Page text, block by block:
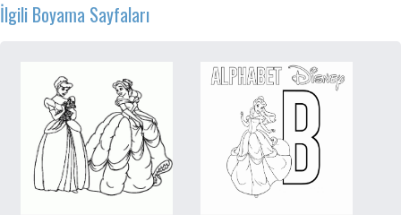
İlgili Boyama Sayfaları